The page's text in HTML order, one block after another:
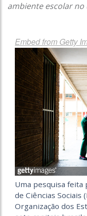
ambiente escolar
Embed from Getty
Uma pesquisa feita
de Ciências Sociais
Organização dos